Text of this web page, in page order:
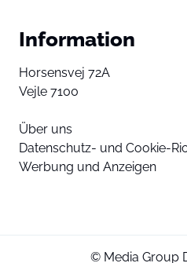
Information
Horsensvej 72A
Vejle 7100
Über uns
Datenschutz- und Cookie-
Werbung und Anzeigen
© Media Group